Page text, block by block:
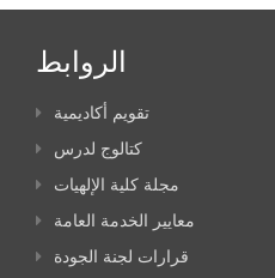
الروابط
تقويم أكاديمية
كتالوج لدرس
مجلة كلية الإلهيات
معايير الخدمة العامة
قرارات لجنة الجودة